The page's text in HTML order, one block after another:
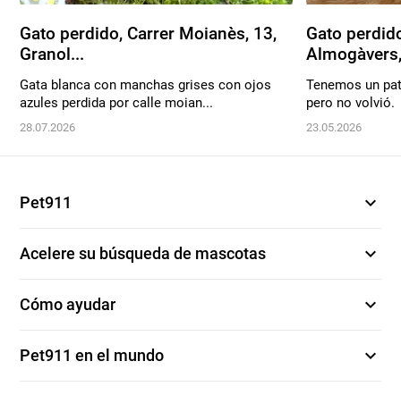
Gato perdido, Carrer Moianès, 13,
Granol...
Gata blanca con manchas grises con ojos
azules perdida por calle moian...
28.07.2026
Gato
Tenemos un
pero no volvió.
23.05.2026
Pet911 expand_more
Acelere su búsqueda de mascotas expand_more
Cómo ayudar expand_more
Pet911 en el mundo expand_more